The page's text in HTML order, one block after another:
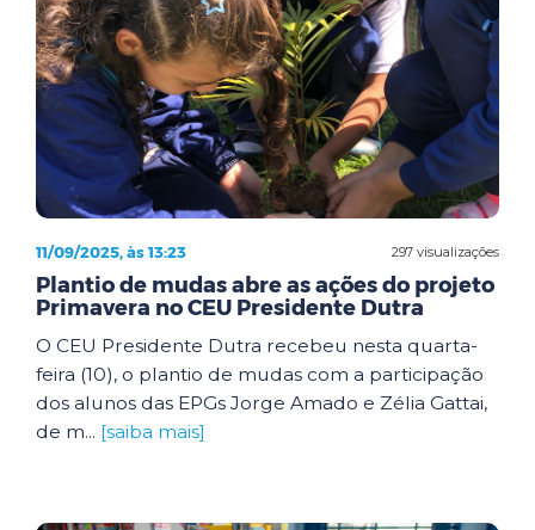
297 visualizações
11/09/2025, às 13:23
Plantio de mudas abre as ações do projeto
Primavera no CEU Presidente Dutra
O CEU Presidente Dutra recebeu nesta quarta-
feira (10), o plantio de mudas com a participação
dos alunos das EPGs Jorge Amado e Zélia Gattai,
de m... [saiba mais]